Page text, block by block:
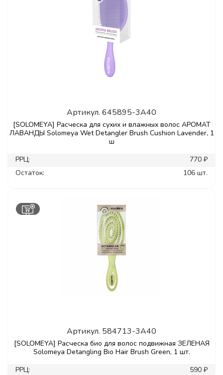
Артикул. 645895-3A40
[SOLOMEYA] Расческа для сухих и влажных волос АРОМАТ
ЛАВАНДЫ Solomeya Wet Detangler Brush Cushion Lavender, 1
ш
РРЦ:
770 ₽
Остаток:
106 шт.
Артикул. 584713-3A40
[SOLOMEYA] Расческа био для волос подвижная ЗЕЛЕНАЯ
Solomeya Detangling Bio Hair Brush Green, 1 шт.
РРЦ:
590 ₽